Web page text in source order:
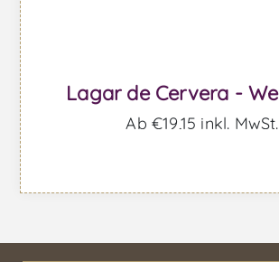
Lagar de Cervera -
Ab €19,15 inkl. MwSt.